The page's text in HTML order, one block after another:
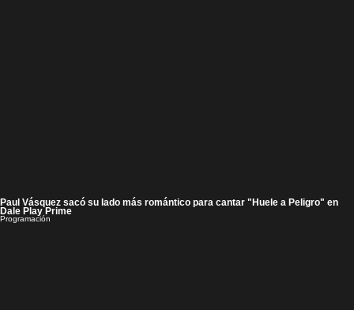
Paul Vásquez sacó su lado más romántico para cantar "Huele a Peligro" en
Dale Play Prime
Programación